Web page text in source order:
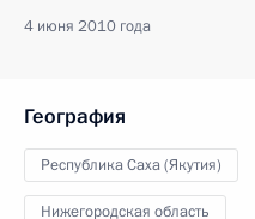
4 июня 2010 года
География
Республика Саха (Якутия)
Нижегородская область